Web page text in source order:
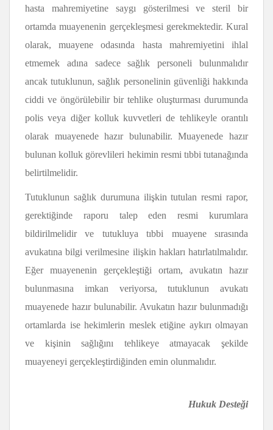
hasta mahremiyetine saygı gösterilmesi ve steril bir
ortamda muayenenin gerçekleşmesi gerekmektedir. Kural
olarak, muayene odasında hasta mahremiyetini ihlal
etmemek adına sadece sağlık personeli bulunmalıdır
ancak tutuklunun, sağlık personelinin güvenliği hakkında
ciddi ve öngörülebilir bir tehlike oluşturması durumunda
polis veya diğer kolluk kuvvetleri de tehlikeyle orantılı
olarak muayenede hazır bulunabilir. Muayenede hazır
bulunan kolluk görevlileri hekimin resmi tıbbi tutanağında
belirtilmelidir.
Tutuklunun sağlık durumuna ilişkin tutulan resmi rapor,
gerektiğinde raporu talep eden resmi kurumlara
bildirilmelidir ve tutukluya tıbbi muayene sırasında
avukatına bilgi verilmesine ilişkin hakları hatırlatılmalıdır.
Eğer muayenenin gerçekleştiği ortam, avukatın hazır
bulunmasına imkan veriyorsa, tutuklunun avukatı
muayenede hazır bulunabilir. Avukatın hazır bulunmadığı
ortamlarda ise hekimlerin meslek etiğine aykırı olmayan
ve kişinin sağlığını tehlikeye atmayacak şekilde
muayeneyi gerçekleştirdiğinden emin olunmalıdır.
Hukuk Desteği